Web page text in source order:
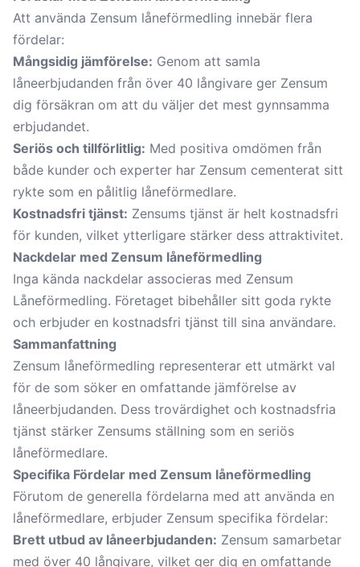
Att använda Zensum låneförmedling innebär flera
fördelar:
Mångsidig jämförelse: Genom att samla
låneerbjudanden från över 40 långivare ger Zensum
dig försäkran om att du väljer det mest gynnsamma
erbjudandet.
Seriös och tillförlitlig: Med positiva omdömen från
både kunder och experter har Zensum cementerat sitt
rykte som en pålitlig låneförmedlare.
Kostnadsfri tjänst: Zensums tjänst är helt kostnadsfri
för kunden, vilket ytterligare stärker dess attraktivitet.
Nackdelar med Zensum låneförmedling
Inga kända nackdelar associeras med Zensum
Låneförmedling. Företaget bibehåller sitt goda rykte
och erbjuder en kostnadsfri tjänst till sina användare.
Sammanfattning
Zensum låneförmedling representerar ett utmärkt val
för de som söker en omfattande jämförelse av
låneerbjudanden. Dess trovärdighet och kostnadsfria
tjänst stärker Zensums ställning som en seriös
låneförmedlare.
Specifika Fördelar med Zensum låneförmedling
Förutom de generella fördelarna med att använda en
låneförmedlare, erbjuder Zensum specifika fördelar:
Brett utbud av låneerbjudanden: Zensum samarbetar
med över 40 långivare, vilket ger dig en omfattande